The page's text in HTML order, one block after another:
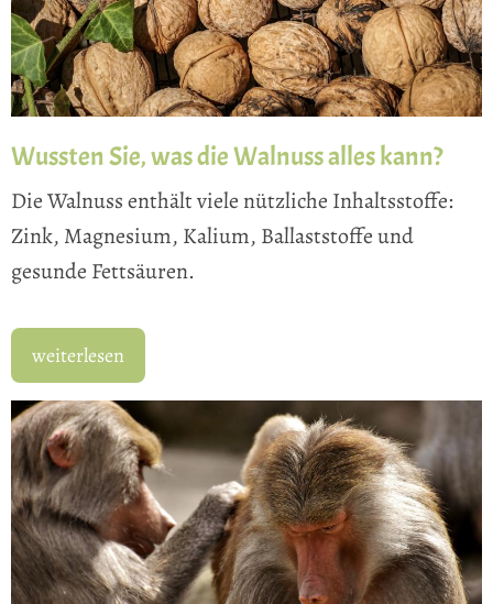
Wussten Sie, was die Walnuss alles kann?
Die Walnuss enthält viele nützliche Inhaltsstoffe:
Zink, Magnesium, Kalium, Ballaststoffe und
gesunde Fettsäuren.
weiterlesen